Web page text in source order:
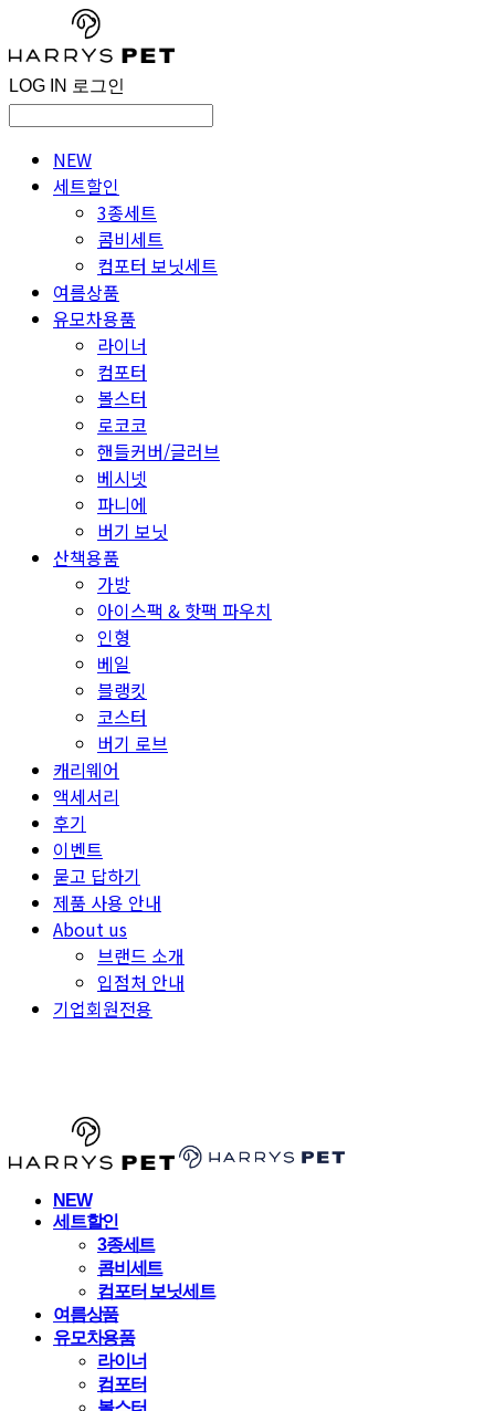
LOG IN 로그인
NEW
세트할인
3종세트
콤비세트
컴포터 보닛세트
여름상품
유모차용품
라이너
컴포터
볼스터
로코코
핸들커버/글러브
베시넷
파니에
버기 보닛
산책용품
가방
아이스팩 & 핫팩 파우치
인형
베일
블랭킷
코스터
버기 로브
캐리웨어
액세서리
후기
이벤트
묻고 답하기
제품 사용 안내
About us
브랜드 소개
입점처 안내
기업회원전용
NEW
세트할인
3종세트
콤비세트
컴포터 보닛세트
여름상품
유모차용품
라이너
컴포터
볼스터